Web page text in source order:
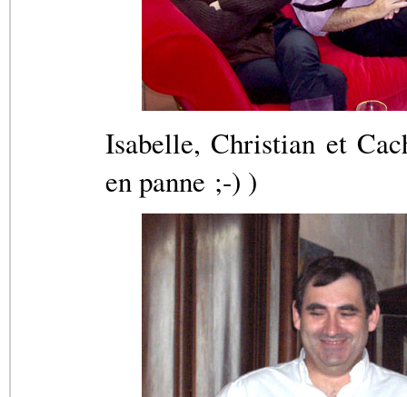
Isabelle, Christian et
en panne ;-) )